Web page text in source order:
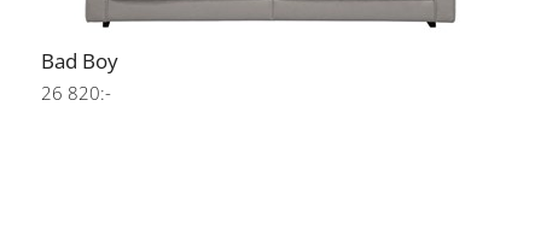
Bad Boy
26 820:-